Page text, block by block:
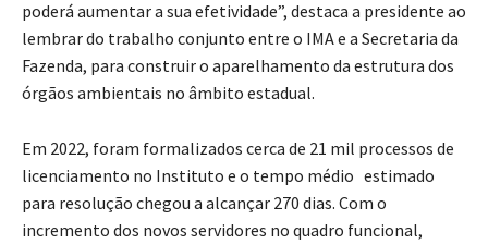
poderá aumentar a sua efetividade”, destaca a presidente ao
lembrar do trabalho conjunto entre o IMA e a Secretaria da
Fazenda, para construir o aparelhamento da estrutura dos
órgãos ambientais no âmbito estadual.
Em 2022, foram formalizados cerca de 21 mil processos de
licenciamento no Instituto e o tempo médio estimado
para resolução chegou a alcançar 270 dias. Com o
incremento dos novos servidores no quadro funcional,